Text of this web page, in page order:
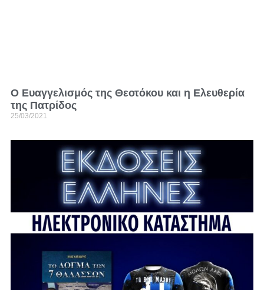
Ο Ευαγγελισμός της Θεοτόκου και η Ελευθερία
της Πατρίδος
25/03/2021